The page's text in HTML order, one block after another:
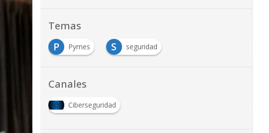
Temas
P
Pymes S seguridad
Canales
Ciberseguridad